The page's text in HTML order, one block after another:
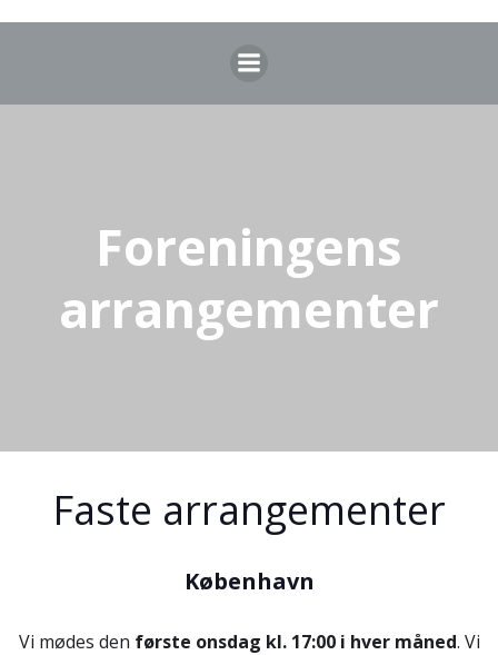
indhold
Foreningens
arrangementer
Faste arrangementer
København
Vi mødes den første onsdag kl. 17:00 i hver måned. Vi